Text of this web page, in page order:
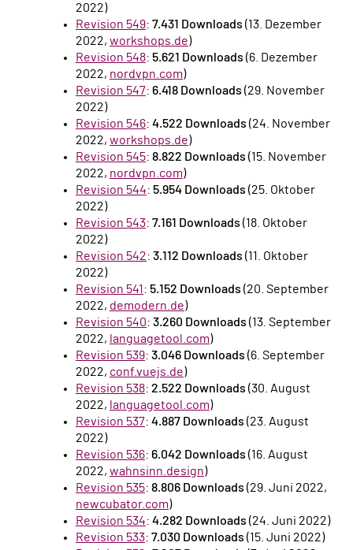
2022)
Revision 549: 7.431 Downloads (13. Dezember
2022, workshops.de)
Revision 548: 5.621 Downloads (6. Dezember
2022, nordvpn.com)
Revision 547: 6.418 Downloads (29. November
2022)
Revision 546: 4.522 Downloads (24. November
2022, workshops.de)
Revision 545: 8.822 Downloads (15. November
2022, nordvpn.com)
Revision 544: 5.954 Downloads (25. Oktober
2022)
Revision 543: 7.161 Downloads (18. Oktober
2022)
Revision 542: 3.112 Downloads (11. Oktober
2022)
Revision 541 : 5.152 Downloads (20. September
2022, demodern.de)
Revision 540: 3.260 Downloads (13. September
2022, languagetool.com)
Revision 539: 3.046 Downloads (6. September
2022, conf.vuejs.de)
Revision 538: 2.522 Downloads (30. August
2022, languagetool.com)
Revision 537: 4.887 Downloads (23. August
2022)
Revision 536: 6.042 Downloads (16. August
2022, wahnsinn.design)
Revision 535: 8.806 Downloads (29. Juni 2022,
newcubator.com)
Revision 534: 4.282 Downloads (24. Juni 2022)
Revision 533: 7.030 Downloads (15. Juni 2022)